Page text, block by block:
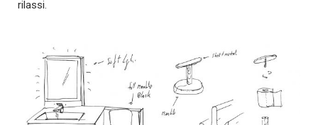
rilassi.